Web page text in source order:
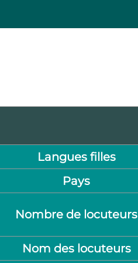
Langues filles
Pays
Nombre de locuteurs
Nom des locuteurs